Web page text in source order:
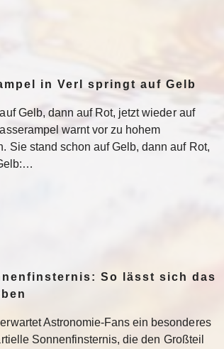
in Verl springt auf Gelb
Gelb, dann auf Rot, jetzt wieder auf
warnt vor zu hohem
Sie stand schon auf Gelb, dann auf Rot,
So lässt sich das
Astronomie-Fans ein besonderes
Sonnenfinsternis, die den Großteil